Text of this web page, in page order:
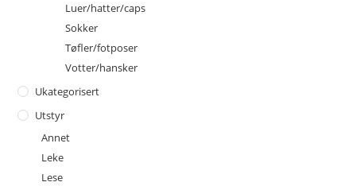
Luer/hatter/caps
Sokker
Tøfler/fotposer
Votter/hansker
Ukategorisert
Utstyr
Annet
Leke
Lese